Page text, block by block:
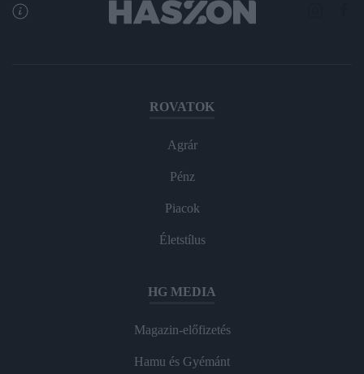
ROVATOK
Agrár
Pénz
Piacok
Életstílus
HG MEDIA
Magazin-előfizetés
Hamu és Gyémánt